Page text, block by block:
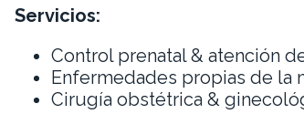
Servicios:
Control prenatal & atención
Enfermedades propias de la
Cirugía obstétrica &